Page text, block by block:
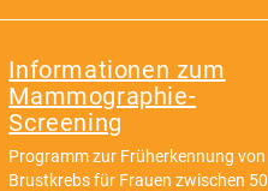
Informationen zum
Mammographie-
Screening
Programm zur Früherkennung von
Brustkrebs für Frauen zwischen 50